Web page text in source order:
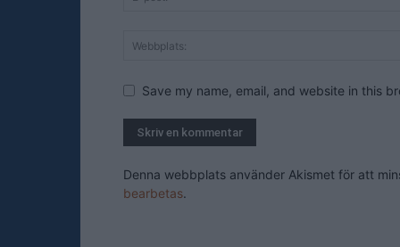
Save my name, email, and website in this
Denna webbplats använder Akismet för att
bearbetas.